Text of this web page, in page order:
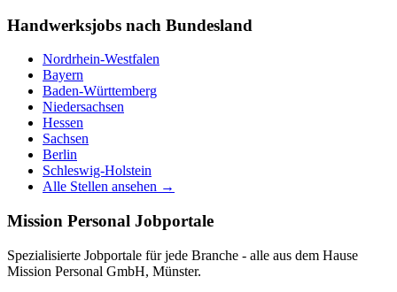
Handwerksjobs nach Bundesland
Nordrhein-Westfalen
Bayern
Baden-Württemberg
Niedersachsen
Hessen
Sachsen
Berlin
Schleswig-Holstein
Alle Stellen ansehen →
Mission Personal Jobportale
Spezialisierte Jobportale für jede Branche - alle aus dem Hause
Mission Personal GmbH, Münster.